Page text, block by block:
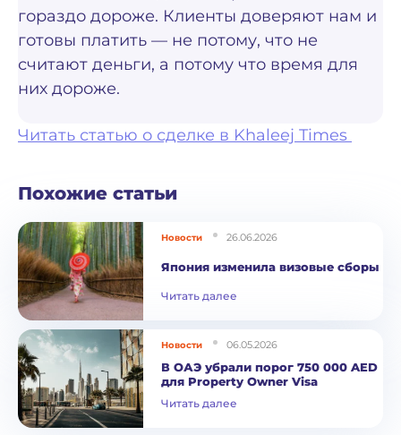
гораздо дороже. Клиенты доверяют нам и
готовы платить — не потому, что не
считают деньги, а потому что время для
них дороже.
Читать статью о сделке в Khaleej Times
Похожие статьи
Новости 26.06.2026
Япония изменила визовые сборы
Читать далее
Новости 06.05.2026
В ОАЭ убрали порог 750 000 AED
для Property Owner Visa
Читать далее